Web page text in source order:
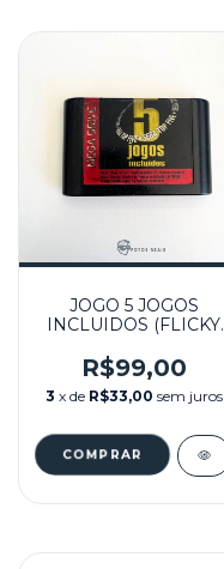
JOGO 5 JOGOS
INCLUIDOS (FLICKY,
SUPER MONACO GP,
SHADOW DANCER,
SUPER THUNDER
MEGA DRIVE
R$99,00
3 x de R$33,00 sem juros